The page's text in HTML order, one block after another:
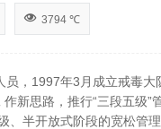
3794 ℃
，1997年3月成立戒毒大
新思路，推行“三段五级”
、半开放式阶段的宽松管